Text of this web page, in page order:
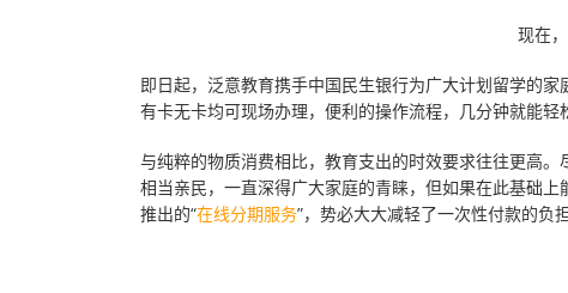
现在
即日起，泛意教育携手中国民生银行为广大计划留学的家
有卡无卡均可现场办理，便利的操作流程，几分钟就能轻
与纯粹的物质消费相比，教育支出的时效要求往往更高
相当亲民，一直深得广大家庭的青睐，但如果在此基础
推出的“在线分期服务”，势必大大减轻了一次性付款的负